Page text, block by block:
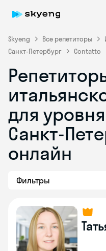
Skyeng Все репетиторы
Санкт-Петербург
Contatto
для
Санкт-
онлайн
Фильтры
Skyeng Chat